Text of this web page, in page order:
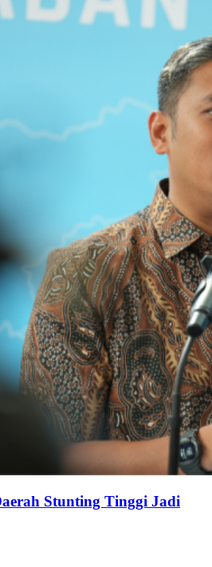
Stunting Tinggi Jadi